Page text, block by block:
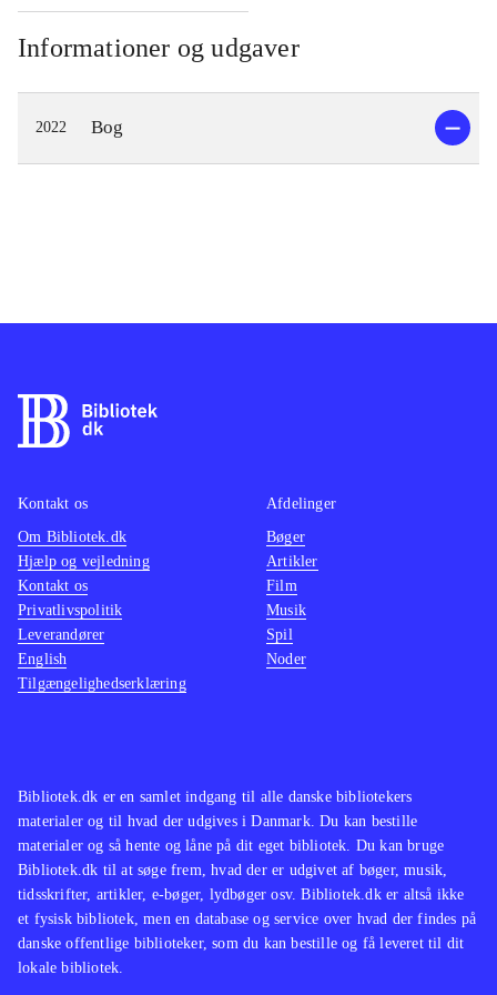
Informationer og udgaver
2022 Bog
Bibliotek.dk er en samlet indgang til alle danske bibliotekers
materialer og til hvad der udgives i Danmark. Du kan bestille
materialer og så hente og låne på dit eget bibliotek. Du kan bruge
Bibliotek.dk til at søge frem, hvad der er udgivet af bøger, musik,
tidsskrifter, artikler, e-bøger, lydbøger osv. Bibliotek.dk er altså ikke
et fysisk bibliotek, men en database og service over hvad der findes på
danske offentlige biblioteker, som du kan bestille og få leveret til dit
lokale bibliotek.
Kontakt os
Om Bibliotek.dk
Hjælp og vejledning
Kontakt os
Privatlivspolitik
Leverandører
English
Tilgængelighedserklæring
Afdelinger
Bøger
Artikler
Film
Musik
Spil
Noder